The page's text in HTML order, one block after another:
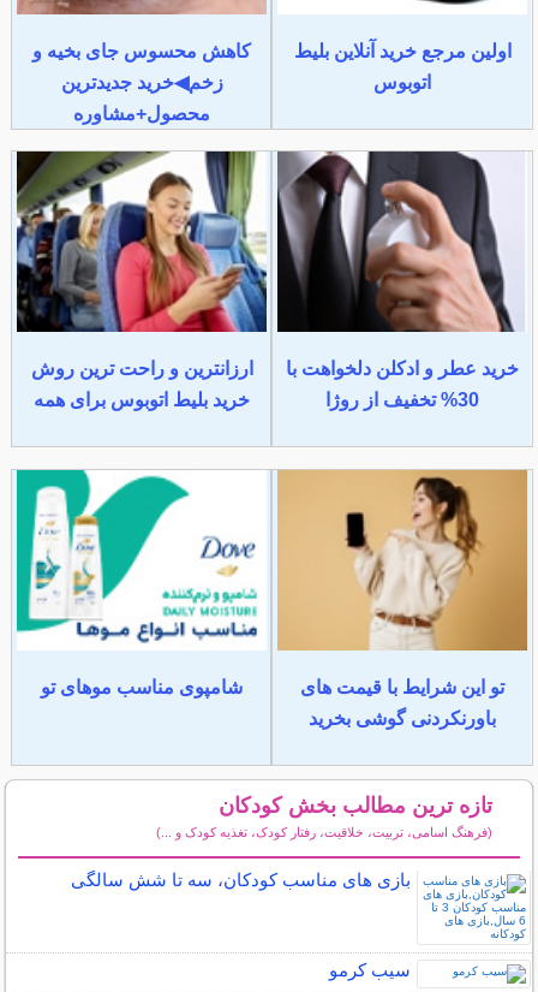
اولین مرجع خرید آنلاین بلیط
اتوبوس
کاهش محسوس جای بخیه و
زخم◀خرید جدیدترین
محصول+مشاوره
خرید عطر و ادکلن دلخواهت با
30% تخفیف از روژا
ارزانترین و راحت ترین روش
خرید بلیط اتوبوس برای همه
تو این شرایط با قیمت های
باورنکردنی گوشی بخرید
شامپوی مناسب موهای تو
تازه ترین مطالب بخش کودکان
(فرهنگ اسامی، تربیت، خلاقیت، رفتار کودک، تغذیه کودک و ...)
بازی های مناسب کودکان، سه تا شش سالگی
سیب کرمو